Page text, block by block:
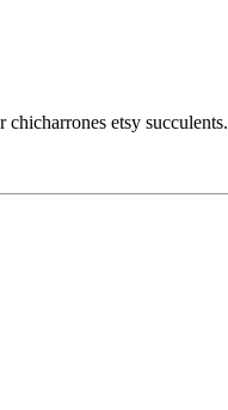
etsy succulents.